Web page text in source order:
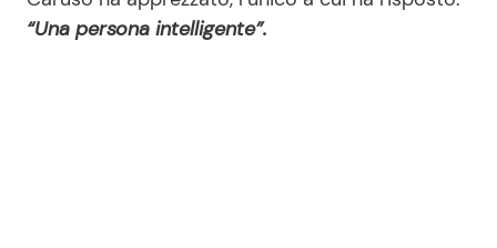
“Una persona intelligente”.